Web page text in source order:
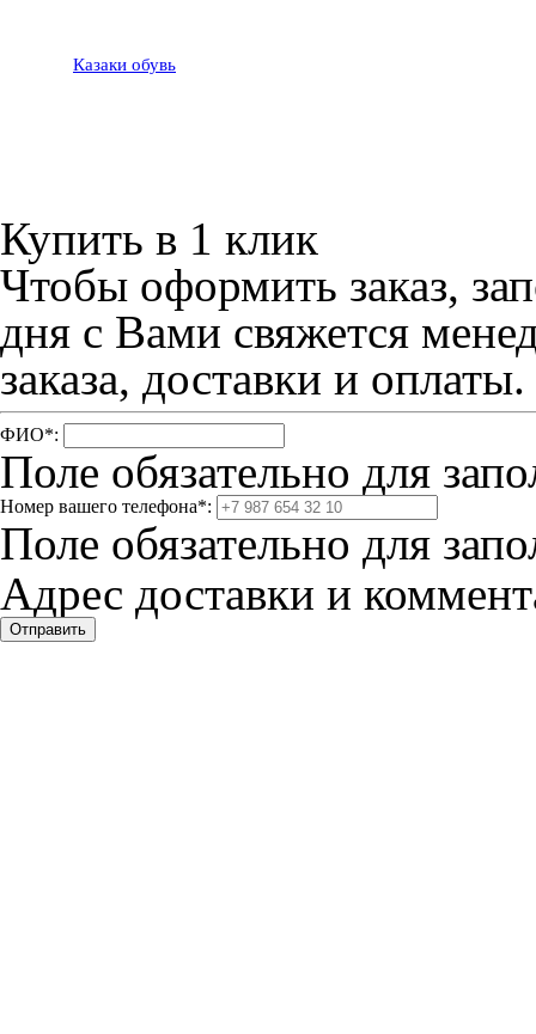
Казаки обувь
Купить в 1 клик
Чтобы оформить заказ,
дня с Вами свяжется
заказа, доставки и оплаты.
ФИО*:
Поле обязательно для
Номер вашего телефона*:
Поле обязательно для
Адрес доставки и